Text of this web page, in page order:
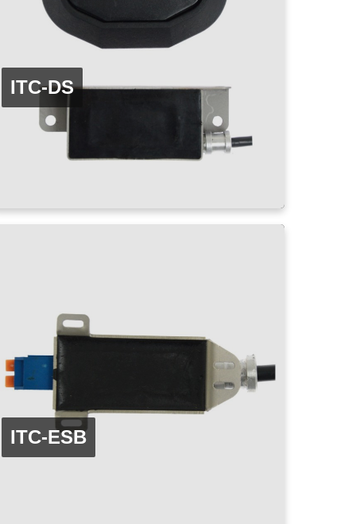
ITC-DS
ITC-ESB